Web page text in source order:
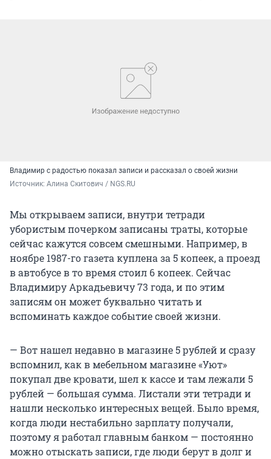
Владимир с радостью показал записи и рассказал о своей жизни
Источник: Алина Скитович / NGS.RU
Мы открываем записи, внутри тетради
убористым почерком записаны траты, которые
сейчас кажутся совсем смешными. Например, в
ноябре 1987-го газета куплена за 5 копеек, а проезд
в автобусе в то время стоил 6 копеек. Сейчас
Владимиру Аркадьевичу 73 года, и по этим
записям он может буквально читать и
вспоминать каждое событие своей жизни.
— Вот нашел недавно в магазине 5 рублей и сразу
вспомнил, как в мебельном магазине «Уют»
покупал две кровати, шел к кассе и там лежали 5
рублей — большая сумма. Листали эти тетради и
нашли несколько интересных вещей. Было время,
когда люди нестабильно зарплату получали,
поэтому я работал главным банком — постоянно
можно отыскать записи, где люди берут в долг и